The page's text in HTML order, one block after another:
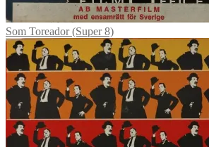
Som Toreador (Super 8)